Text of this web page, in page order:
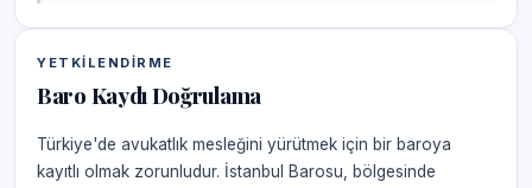
YETKILENDIRME
Baro Kaydı Doğrulama
Türkiye'de avukatlık mesleğini yürütmek için bir baroya
kayıtlı olmak zorunludur. İstanbul Barosu, bölgesinde